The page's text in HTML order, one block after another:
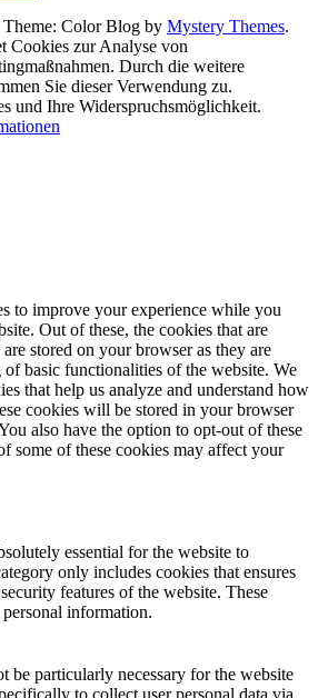
Theme: Color Blog by Mystery Themes.
Cookies zur Analyse von
Durch die weitere
Sie dieser Verwendung zu.
und Ihre Widerspruchsmöglichkeit.
to improve your experience while you
Out of these, the cookies that are
are stored on your browser as they are
basic functionalities of the website. We
that help us analyze and understand how
cookies will be stored in your browser
also have the option to opt-out of these
some of these cookies may affect your
essential for the website to
only includes cookies that ensures
features of the website. These
information.
be particularly necessary for the website
to collect user personal data via